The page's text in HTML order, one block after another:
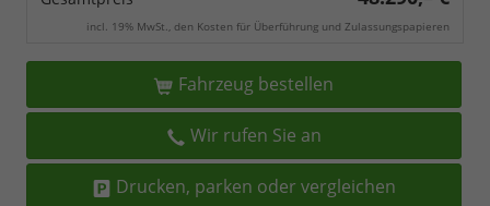
incl. 19% MwSt., den Kosten für Überführung und Zulassungspapieren
Fahrzeug bestellen
Wir rufen Sie an
Drucken, parken oder vergleichen